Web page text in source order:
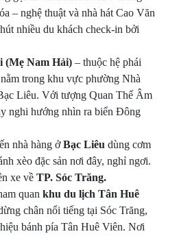
– nghệ thuật và nhà hát Cao Văn
nhiều du khách check-in bởi
(Mẹ Nam Hải) – thuộc hệ phái
trong khu vực phường Nhà
Liêu. Với tượng Quan Thế Âm
nghi hướng nhìn ra biển Đông
nhà hàng ởBạc Liêu dùng cơm
xèo đặc sản nơi đây, nghỉ ngơi.
xe về TP. Sóc Trăng.
quan khu du lịch Tân Huê
chân nổi tiếng tại Sóc Trăng,
bánh pía Tân Huê Viên. Nơi